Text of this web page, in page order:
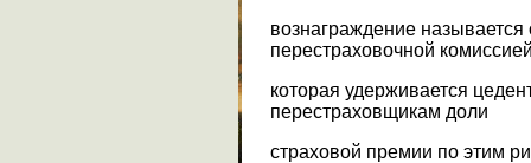
вознаграждение называется
перестраховочной
которая удерживается
перестраховщикам доли
страховой премии по этим